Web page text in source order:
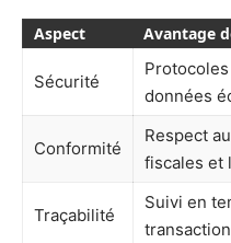
Aspect Avantage
Sécurité
données
Conformité
Respect
fiscales et
Traçabilité
Suivi en